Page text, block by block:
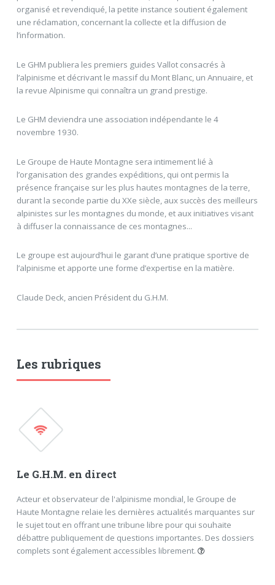
organisé et revendiqué, la petite instance soutient également
une réclamation, concernant la collecte et la diffusion de
l’information.
Le GHM publiera les premiers guides Vallot consacrés à
l’alpinisme et décrivant le massif du Mont Blanc, un Annuaire, et
la revue Alpinisme qui connaîtra un grand prestige.
Le GHM deviendra une association indépendante le 4
novembre 1930.
Le Groupe de Haute Montagne sera intimement lié à
l’organisation des grandes expéditions, qui ont permis la
présence française sur les plus hautes montagnes de la terre,
durant la seconde partie du XXe siècle, aux succès des meilleurs
alpinistes sur les montagnes du monde, et aux initiatives visant
à diffuser la connaissance de ces montagnes...
Le groupe est aujourd’hui le garant d’une pratique sportive de
l’alpinisme et apporte une forme d’expertise en la matière.
Claude Deck, ancien Président du G.H.M.
Les rubriques
Le G.H.M. en direct
Acteur et observateur de l'alpinisme mondial, le Groupe de
Haute Montagne relaie les dernières actualités marquantes sur
le sujet tout en offrant une tribune libre pour qui souhaite
débattre publiquement de questions importantes. Des dossiers
complets sont également accessibles librement.